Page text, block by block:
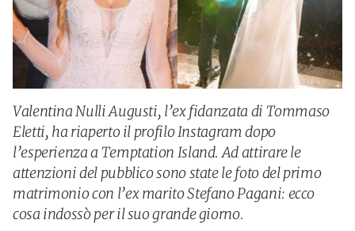
Valentina Nulli Augusti, l’ex fidanzata di Tommaso
Eletti, ha riaperto il profilo Instagram dopo
l’esperienza a Temptation Island. Ad attirare le
attenzioni del pubblico sono state le foto del primo
matrimonio con l’ex marito Stefano Pagani: ecco
cosa indossò per il suo grande giorno.